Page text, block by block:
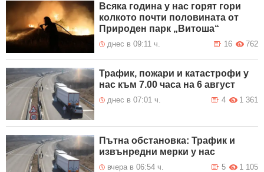
Всяка година у нас горят гори
колкото почти половината от
Природен парк „Витоша“
днес в 09:11 ч. 762
16
Трафик, пожари и катастрофи у
нас към 7.00 часа на 6 август
днес в 07:01 ч. 1 361
4
Пътна обстановка: Трафик и
извънредни мерки у нас
вчера в 06:54 ч. 1 105
5